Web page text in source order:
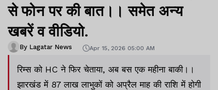
से फोन पर की बात।। समेत अन्य
खबरें व वीडियो.
By Lagatar News Apr 15, 2026 05:00 AM
रिम्स को HC ने फिर चेताया, अब बस एक महीना बाकी।।
झारखंड में 87 लाख लाभुकों को अप्रैल माह की राशि में होगी